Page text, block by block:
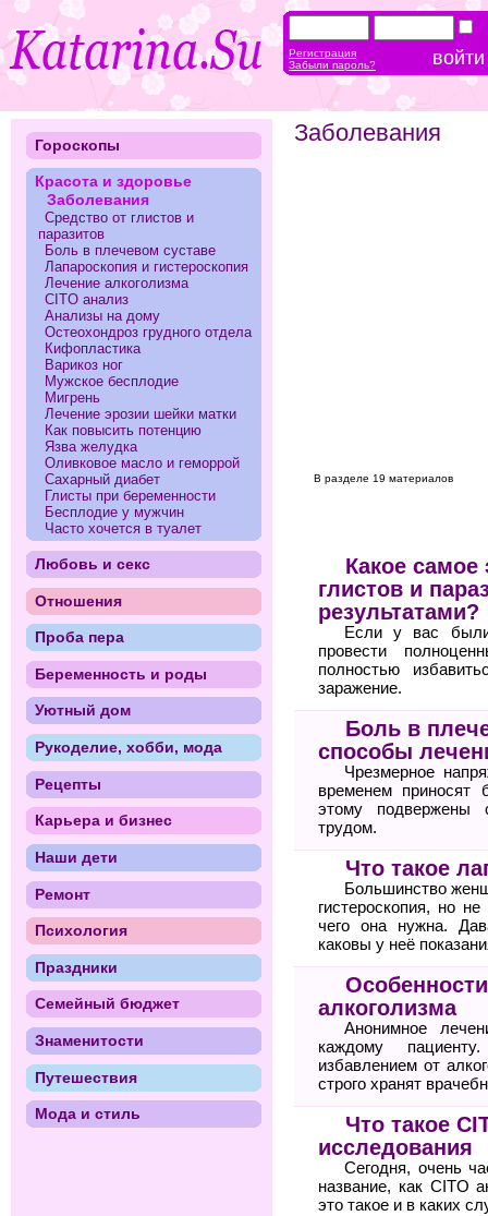
Заболевания
В разделе 19 материалов
Какое
глистов и
результатами?
Если у вас были
провести
полностью
заражение.
Боль в
способы
Чрезмерное
временем
этому подвержены
трудом.
Что такое
Большинство
гистероскопия, но
чего она нужна.
каковы у неё
алкоголизма
Анонимное
каждому
избавлением от
строго хранят
Что такое
исследования
Сегодня, очень
название, как CITO
это такое и в каких
Гороскопы
Красота и здоровье
Заболевания
Средство от глистов и
паразитов
Боль в плечевом суставе
Лапароскопия и гистероскопия
Лечение алкоголизма
CITO анализ
Анализы на дому
Остеохондроз грудного отдела
Кифопластика
Варикоз ног
Мужское бесплодие
Мигрень
Лечение эрозии шейки матки
Как повысить потенцию
Язва желудка
Оливковое масло и геморрой
Сахарный диабет
Глисты при беременности
Бесплодие у мужчин
Часто хочется в туалет
Любовь и секс
Отношения
Проба пера
Беременность и роды
Уютный дом
Рукоделие, хобби, мода
Рецепты
Карьера и бизнес
Наши дети
Ремонт
Психология
Праздники
Семейный бюджет
Знаменитости
Путешествия
Мода и стиль
Регистрация
Забыли пароль?